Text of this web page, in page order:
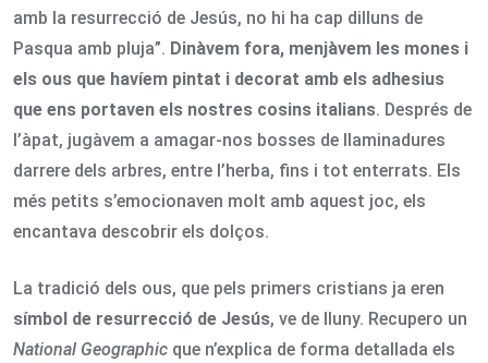
amb la resurrecció de Jesús, no hi ha cap dilluns de
Pasqua amb pluja”. Dinàvem fora, menjàvem les mones i
els ous que havíem pintat i decorat amb els adhesius
que ens portaven els nostres cosins italians. Després de
l’àpat, jugàvem a amagar-nos bosses de llaminadures
darrere dels arbres, entre l’herba, fins i tot enterrats. Els
més petits s’emocionaven molt amb aquest joc, els
encantava descobrir els dolços.
La tradició dels ous, que pels primers cristians ja eren
símbol de resurrecció de Jesús, ve de lluny. Recupero un
National Geographic que n’explica de forma detallada els